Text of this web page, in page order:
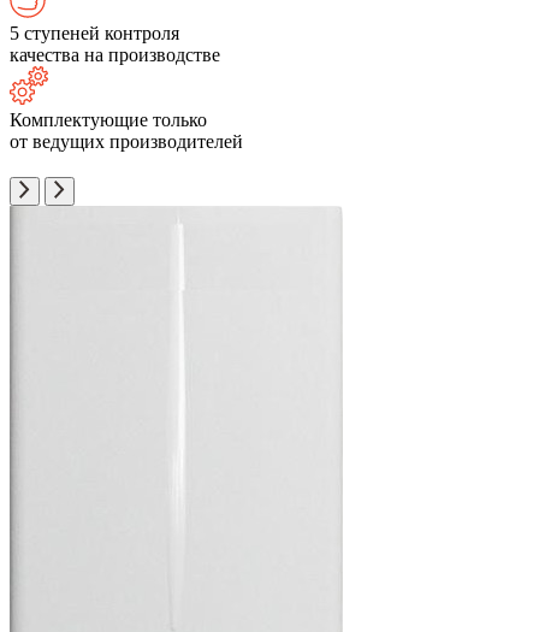
5 ступеней контроля
качества на производстве
Комплектующие только
от ведущих производителей